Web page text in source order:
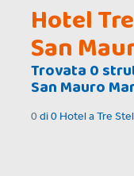
Hotel
San
Trovata0
San Mauro
0 di0 Hotel aTre